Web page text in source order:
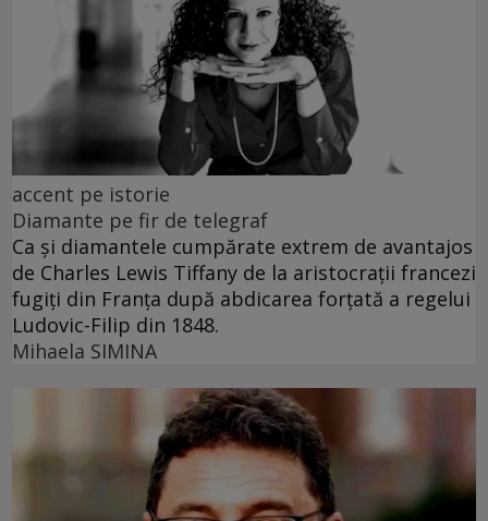
accent pe istorie
Diamante pe fir de telegraf
Ca și diamantele cumpărate extrem de avantajos
de Charles Lewis Tiffany de la aristocrații francezi
fugiți din Franța după abdicarea forțată a regelui
Ludovic-Filip din 1848.
Mihaela SIMINA